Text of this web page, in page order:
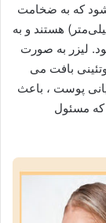
شود که به ضخامت
مو (۲۰۰ یا ۳۰۰ میکرون معادل ۰.۲ یا ۰.۳ میلی‌متر) هستند و به
لیزر به صورت
بافت می
پوست ، باعث
که مسئول